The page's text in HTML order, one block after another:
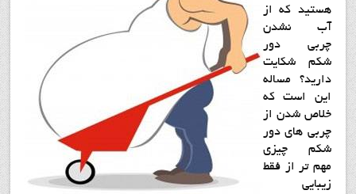
هستید که از
آب نشدن
چربی دور
شکم شکایت
دارید؟ مساله
این است که
خلاص شدن از
چربی های دور
شکم چیزی
مهم تر از فقط
زیبایی